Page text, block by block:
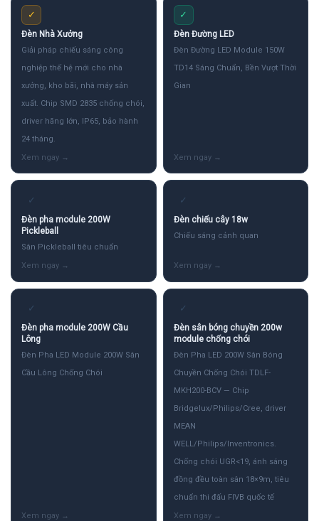
✓
Đèn Nhà Xưởng
Giải pháp chiếu sáng công
nghiệp thế hệ mới cho nhà
xưởng, kho bãi, nhà máy sản
xuất. Chip SMD 2835 chống chói,
driver hãng lớn, IP65, bảo hành
24 tháng.
✓
Đèn Đường LED
Đèn Đường LED Module 150W
TD14 Sáng Chuẩn, Bền Vượt Thời
Gian
✓
Đèn pha module 200W
Pickleball
Sân Pickleball tiêu chuẩn
✓
Đèn chiếu cây 18w
Chiếu sáng cảnh quan
✓
Đèn pha module 200W Cầu
Lông
Đèn Pha LED Module 200W Sân
Cầu Lông Chống Chói
✓
Đèn sân bóng chuyền 200w
module chống chói
Đèn Pha LED 200W Sân Bóng
Chuyền Chống Chói TDLF-
MKH200-BCV — Chip
Bridgelux/Philips/Cree, driver
MEAN
WELL/Philips/Inventronics.
Chống chói UGR<19, ánh sáng
đồng đều toàn sân 18×9m, tiêu
chuẩn thi đấu FIVB quốc tế